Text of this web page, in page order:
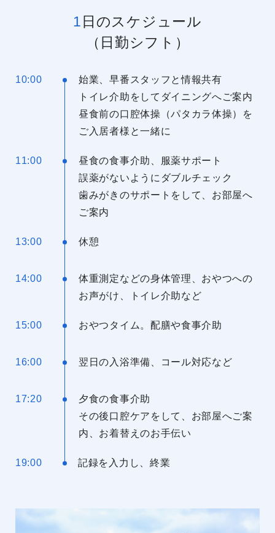
1日のスケジュール
（日勤シフト）
10:00
始業、早番スタッフと情報共有
トイレ介助をしてダイニングへご案内
昼食前の口腔体操（パタカラ体操）を
ご入居者様と一緒に
11:00
昼食の食事介助、服薬サポート
誤薬がないようにダブルチェック
歯みがきのサポートをして、お部屋へ
ご案内
13:00 休憩
14:00
体重測定などの身体管理、おやつへの
お声がけ、トイレ介助など
15:00 おやつタイム。配膳や食事介助
16:00 翌日の入浴準備、コール対応など
17:20
夕食の食事介助
その後口腔ケアをして、お部屋へご案
内、お着替えのお手伝い
19:00 記録を入力し、終業